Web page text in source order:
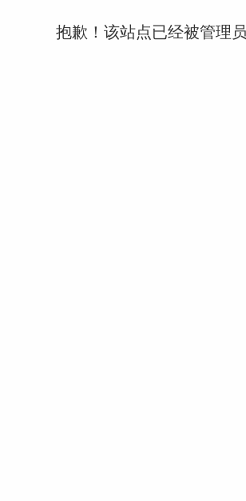
抱歉！该站点已经被管理